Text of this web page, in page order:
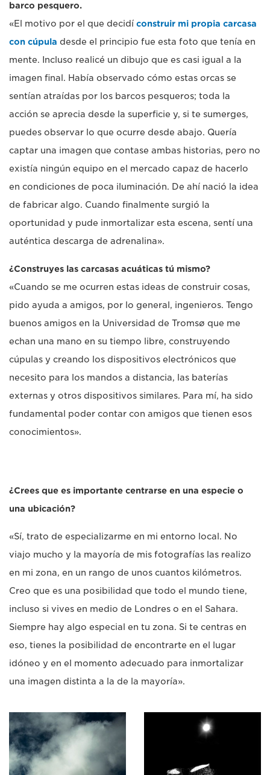
barco pesquero.
«El motivo por el que decidí construir mi propia carcasa
con cúpula desde el principio fue esta foto que tenía en
mente. Incluso realicé un dibujo que es casi igual a la
imagen final. Había observado cómo estas orcas se
sentían atraídas por los barcos pesqueros; toda la
acción se aprecia desde la superficie y, si te sumerges,
puedes observar lo que ocurre desde abajo. Quería
captar una imagen que contase ambas historias, pero no
existía ningún equipo en el mercado capaz de hacerlo
en condiciones de poca iluminación. De ahí nació la idea
de fabricar algo. Cuando finalmente surgió la
oportunidad y pude inmortalizar esta escena, sentí una
auténtica descarga de adrenalina».
¿Construyes las carcasas acuáticas tú mismo?
«Cuando se me ocurren estas ideas de construir cosas,
pido ayuda a amigos, por lo general, ingenieros. Tengo
buenos amigos en la Universidad de Tromsø que me
echan una mano en su tiempo libre, construyendo
cúpulas y creando los dispositivos electrónicos que
necesito para los mandos a distancia, las baterías
externas y otros dispositivos similares. Para mí, ha sido
fundamental poder contar con amigos que tienen esos
conocimientos».
¿Crees que es importante centrarse en una especie o
una ubicación?
«Sí, trato de especializarme en mi entorno local. No
viajo mucho y la mayoría de mis fotografías las realizo
en mi zona, en un rango de unos cuantos kilómetros.
Creo que es una posibilidad que todo el mundo tiene,
incluso si vives en medio de Londres o en el Sahara.
Siempre hay algo especial en tu zona. Si te centras en
eso, tienes la posibilidad de encontrarte en el lugar
idóneo y en el momento adecuado para inmortalizar
una imagen distinta a la de la mayoría».